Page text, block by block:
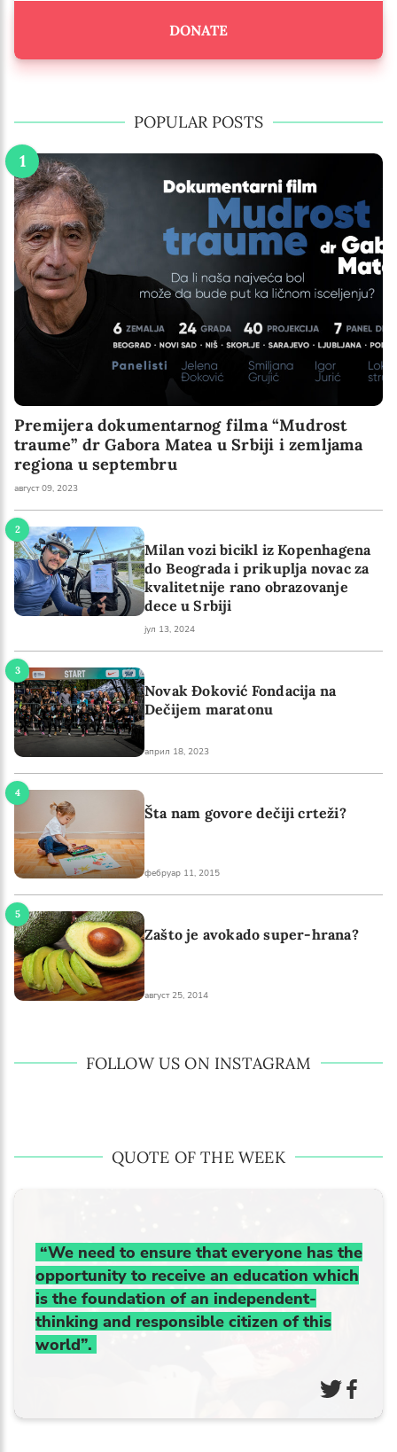
DONATE
POPULAR POSTS
Premijera dokumentarnog filma “Mudrost
traume” dr Gabora Matea u Srbiji i zemljama
regiona u septembru
август 09, 2023
Milan vozi bicikl iz Kopenhagena
do Beograda i prikuplja novac za
kvalitetnije rano obrazovanje
dece u Srbiji
јул 13, 2024
Novak Đoković Fondacija na
Dečijem maratonu
април 18, 2023
Šta nam govore dečiji crteži?
фебруар 11, 2015
Zašto je avokado super-hrana?
август 25, 2014
FOLLOW US ON INSTAGRAM
QUOTE OF THE WEEK
“We need to ensure that everyone has the
opportunity to receive an education which
is the foundation of an independent-
thinking and responsible citizen of this
world”.